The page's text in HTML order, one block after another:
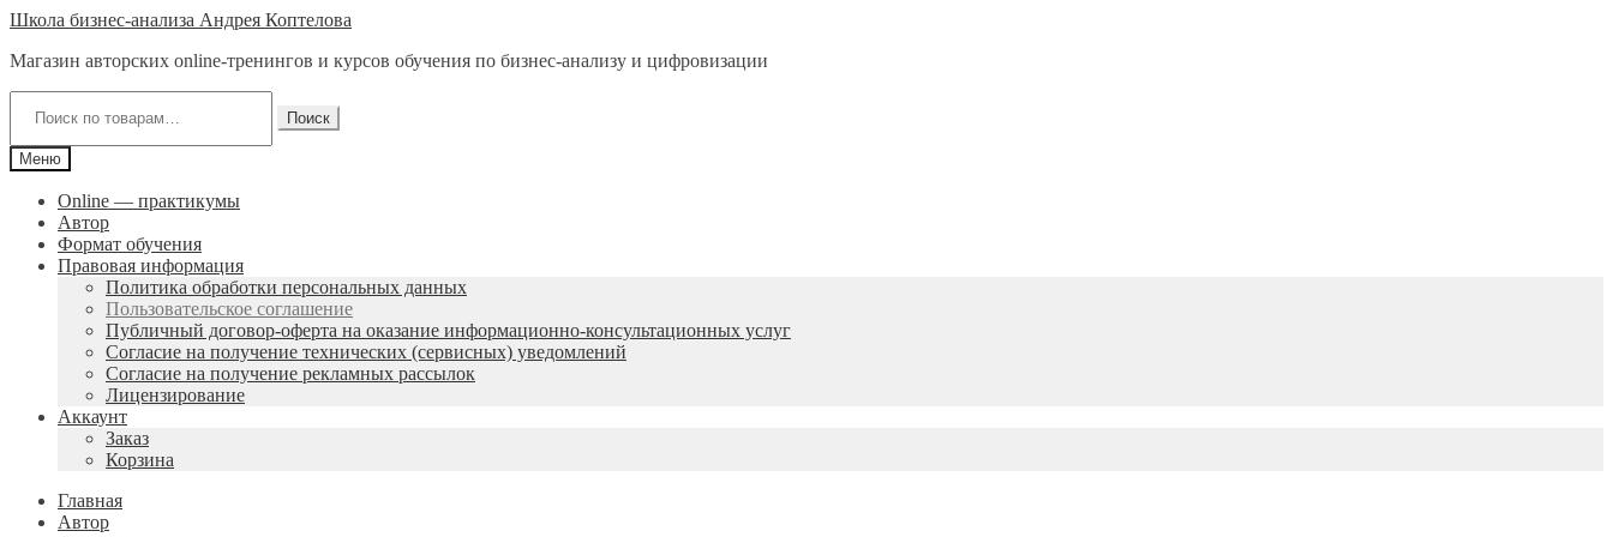
Перейти
навигации
Перейти
содержимому
Школа бизнес-анализа Андрея Коптелова
Магазин авторских online-тренингов и курсов обучения по бизнес-анализу и цифровизации
Поиск
Меню
Online — практикумы
Автор
Формат обучения
Правовая информация
Политика обработки персональных данных
Пользовательское соглашение
Публичный договор-оферта на оказание информационно-консультационных услуг
Согласие на получение технических (сервисных) уведомлений
Согласие на получение рекламных рассылок
Лицензирование
Аккаунт
Заказ
Корзина
Главная
Автор